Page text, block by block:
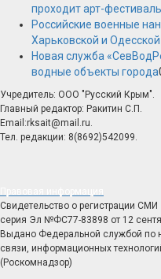
проходит арт-фестиваль
Российские военные
Харьковской и
Новая служба
водные объекты города
Учредитель: ООО "Русский Крым".
Главный редактор: Ракитин С.П.
Email:rksait@mail.ru.
Тел. редакции: 8(8692)542099.
Свидетельство о регистрации СМИ
серия Эл №ФС77-83898 от 12
Выдано Федеральной службой по
связи, информационных
(Роскомнадзор)